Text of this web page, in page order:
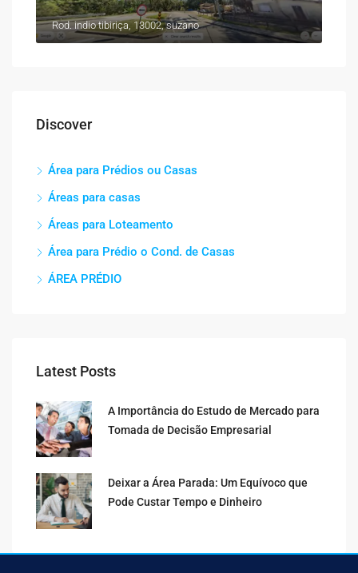
Rod. indio tibiriça, 13002, suzano
Discover
Área para Prédios ou Casas
Áreas para casas
Áreas para Loteamento
Área para Prédio o Cond. de Casas
ÁREA PRÉDIO
Latest Posts
A Importância do Estudo de Mercado para
Tomada de Decisão Empresarial
Deixar a Área Parada: Um Equívoco que
Pode Custar Tempo e Dinheiro